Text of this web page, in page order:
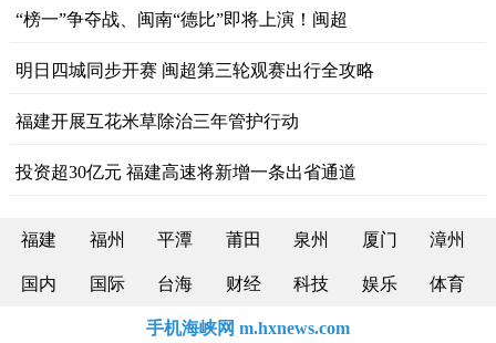
“榜一”争夺战、闽南“德比”即将上演！闽超
明日四城同步开赛 闽超第三轮观赛出行全攻略
福建开展互花米草除治三年管护行动
投资超30亿元 福建高速将新增一条出省通道
福建 福州 平潭 莆田 泉州 厦门 漳州
国内 国际 台海 财经 科技 娱乐 体育
手机海峡网 m.hxnews.com